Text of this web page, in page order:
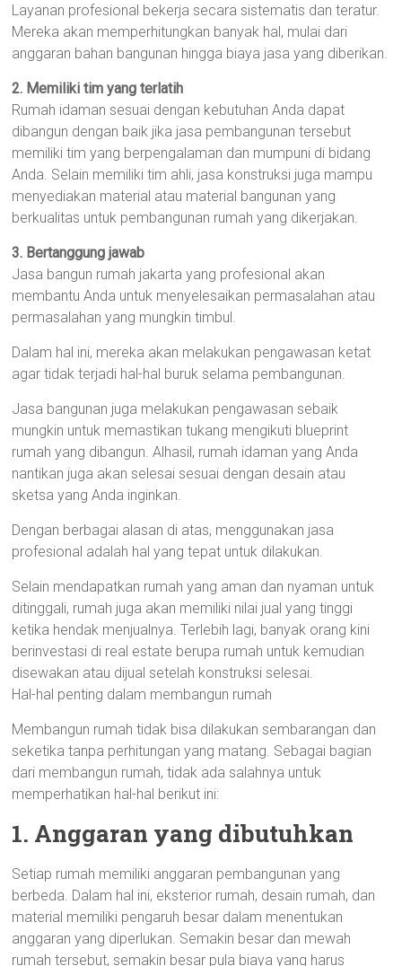
Layanan profesional bekerja secara sistematis dan teratur.
Mereka akan memperhitungkan banyak hal, mulai dari
anggaran bahan bangunan hingga biaya jasa yang diberikan.
2. Memiliki tim yang terlatih
Rumah idaman sesuai dengan kebutuhan Anda dapat
dibangun dengan baik jika jasa pembangunan tersebut
memiliki tim yang berpengalaman dan mumpuni di bidang
Anda. Selain memiliki tim ahli, jasa konstruksi juga mampu
menyediakan material atau material bangunan yang
berkualitas untuk pembangunan rumah yang dikerjakan.
3. Bertanggung jawab
Jasa bangun rumah jakarta yang profesional akan
membantu Anda untuk menyelesaikan permasalahan atau
permasalahan yang mungkin timbul.
Dalam hal ini, mereka akan melakukan pengawasan ketat
agar tidak terjadi hal-hal buruk selama pembangunan.
Jasa bangunan juga melakukan pengawasan sebaik
mungkin untuk memastikan tukang mengikuti blueprint
rumah yang dibangun. Alhasil, rumah idaman yang Anda
nantikan juga akan selesai sesuai dengan desain atau
sketsa yang Anda inginkan.
Dengan berbagai alasan di atas, menggunakan jasa
profesional adalah hal yang tepat untuk dilakukan.
Selain mendapatkan rumah yang aman dan nyaman untuk
ditinggali, rumah juga akan memiliki nilai jual yang tinggi
ketika hendak menjualnya. Terlebih lagi, banyak orang kini
berinvestasi di real estate berupa rumah untuk kemudian
disewakan atau dijual setelah konstruksi selesai.
Hal-hal penting dalam membangun rumah
Membangun rumah tidak bisa dilakukan sembarangan dan
seketika tanpa perhitungan yang matang. Sebagai bagian
dari membangun rumah, tidak ada salahnya untuk
memperhatikan hal-hal berikut ini:
1. Anggaran yang dibutuhkan
Setiap rumah memiliki anggaran pembangunan yang
berbeda. Dalam hal ini, eksterior rumah, desain rumah, dan
material memiliki pengaruh besar dalam menentukan
anggaran yang diperlukan. Semakin besar dan mewah
rumah tersebut, semakin besar pula biaya yang harus